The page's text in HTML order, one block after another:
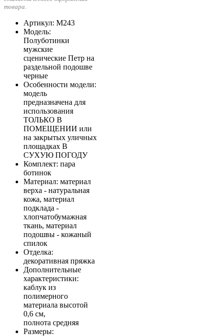
товара.
Артикул: М243
Модель:
Полуботинки
мужские
сценические Петр на
раздельной подошве
черные
Особенности модели:
модель
предназначена для
использования
ТОЛЬКО В
ПОМЕЩЕНИИ или
на закрытых уличных
площадках В
СУХУЮ ПОГОДУ
Комплект: пара
ботинок
Материал: материал
верха - натуральная
кожа, материал
подклада -
хлопчатобумажная
ткань, материал
подошвы - кожаный
спилок
Отделка:
декоративная пряжка
Дополнительные
характеристики:
каблук из
полимерного
материала высотой
0,6 см,
полнота средняя
Размеры: